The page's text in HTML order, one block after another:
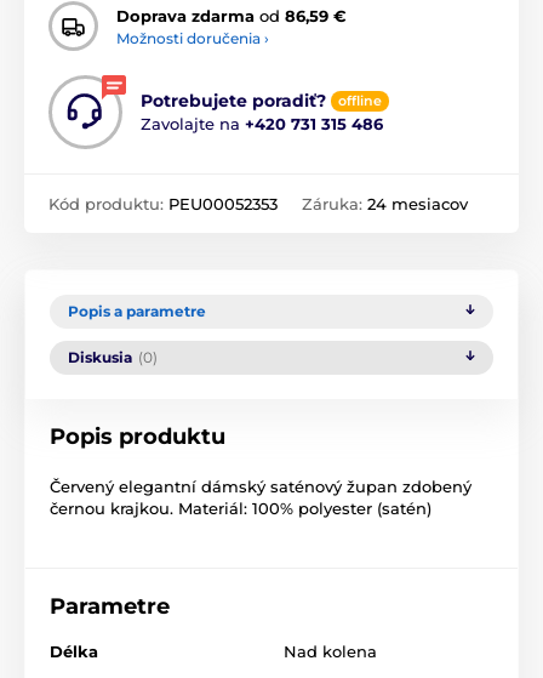
Doprava zdarma od 86,59 €
Možnosti doručenia ›
Potrebujete poradiť? offline
Zavolajte na +420 731 315 486
Kód produktu: PEU00052353 Záruka: 24 mesiacov
Popis a parametre
Diskusia (0)
Popis produktu
Červený elegantní dámský saténový župan zdobený
černou krajkou. Materiál: 100% polyester (satén)
Parametre
Délka Nad kolena